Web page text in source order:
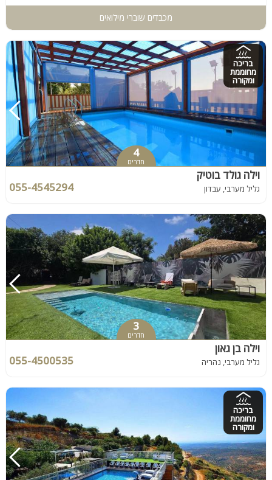
מכבדים שוברי מילואים
בריכה
מחוממת
ומקורה
4
חדרים
וילה גולד בוטיק
גליל מערבי, עבדון 055-4545294
3
חדרים
וילה בן גאון
גליל מערבי, נהריה 055-4500535
בריכה
מחוממת
ומקורה